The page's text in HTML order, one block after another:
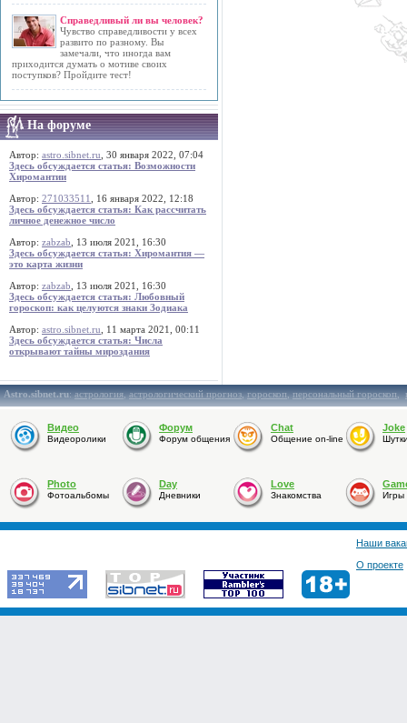
Справедливый ли вы человек?
Чувство справедливости у всех
развито по разному. Вы
замечали, что иногда вам
приходится думать о мотиве своих
поступков? Пройдите тест!
На форуме
Автор: astro.sibnet.ru , 30 января 2022, 07:04
Здесь обсуждается статья: Возможности
Хиромантии
Автор: 271033511
, 16 января 2022, 12:18
Здесь обсуждается статья: Как рассчитать
личное денежное число
Автор: zabzab , 13 июля 2021, 16:30
Здесь обсуждается статья: Хиромантия —
это карта жизни
Автор: zabzab , 13 июля 2021, 16:30
Здесь обсуждается статья: Любовный
гороскоп: как целуются знаки Зодиака
Автор: astro.sibnet.ru , 11 марта 2021, 00:11
Здесь обсуждается статья: Числа
открывают тайны мироздания
Astro.sibnet.ru:астрология,астрологический прогноз,гороскоп,персональный гороскоп,
Видео
Видеоролики
Форум
Форум общения
Chat
Общение on-line
Joke
Photo
Фотоальбомы
Day
Дневники
Love
Знакомства Игры
Наши
О проекте